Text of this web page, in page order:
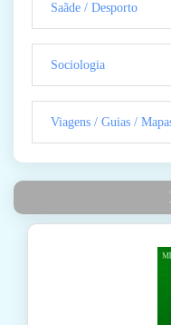
Saãde / Desporto
Sociologia
Viagens / Guias /